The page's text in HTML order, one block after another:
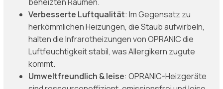
Verbesserte Luftqualität: Im Gegensatz zu
herkömmlichen Heizungen, die Staub aufwirbeln,
halten die Infrarotheizungen von OPRANIC die
Luftfeuchtigkeit stabil, was Allergikern zugute
kommt.
Umweltfreundlich & leise: OPRANIC-Heizgeräte